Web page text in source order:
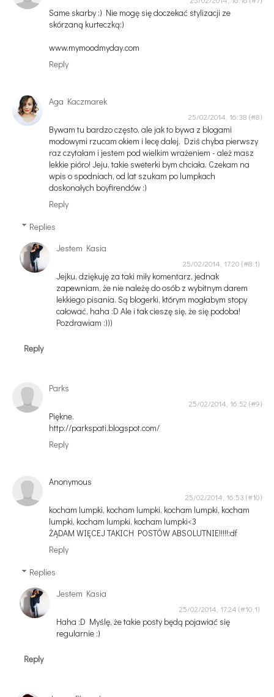
Same skarby :) Nie mogę się doczekać stylizacji ze
skórzaną kurteczką:)
www.mymoodmyday.com
Reply
Aga Kaczmarek
25/02/2014, 16:38
Bywam tu bardzo często, ale jak to bywa z blogami
modowymi rzucam okiem i lecę dalej. Dziś chyba pierwszy
raz czytałam i jestem pod wielkim wrażeniem - ależ masz
lekkie pióro! Jeju, takie sweterki bym chciała. Czekam na
wpis o spodniach, od lat szukam po lumpkach
doskonałych boyfirendów :)
Reply
Replies
Jestem Kasia
25/02/2014, 17:20
Jejku, dziękuję za taki miły komentarz, jednak
zapewniam, że nie należę do osób z wybitnym darem
lekkiego pisania. Są blogerki, którym mogłabym stopy
całować, haha :D Ale i tak cieszę się, że się podoba!
Pozdrawiam :)))
Reply
Parks
25/02/2014, 16:52
Piękne.
http://parkspati.blogspot.com/
Reply
Anonymous
25/02/2014, 16:53
kocham lumpki, kocham lumpki, kocham lumpki, kocham
lumpki, kocham lumpki, kocham lumpki<3
ŻĄDAM WIĘCEJ TAKICH POSTÓW ABSOLUTNIE!!!!!:df
Reply
Replies
Jestem Kasia
25/02/2014, 17:24
Haha :D Myślę, że takie posty będą pojawiać się
regularnie :)
Reply